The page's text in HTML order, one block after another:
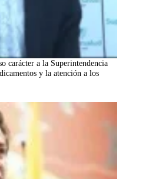
carácter a la Superintendencia
y la atención a los